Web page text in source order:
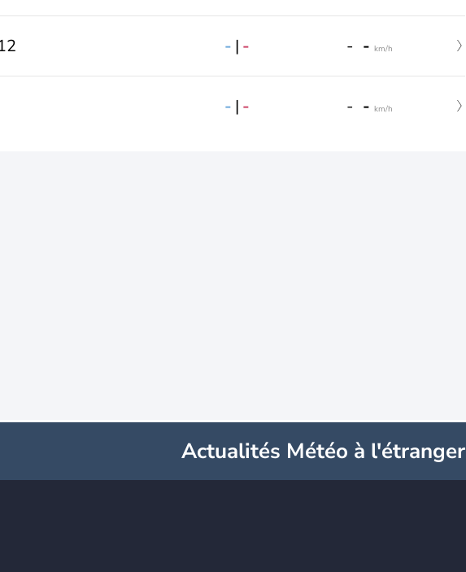
- | - - - km/h
- | - - - km/h
Actualités Météo à l'étranger